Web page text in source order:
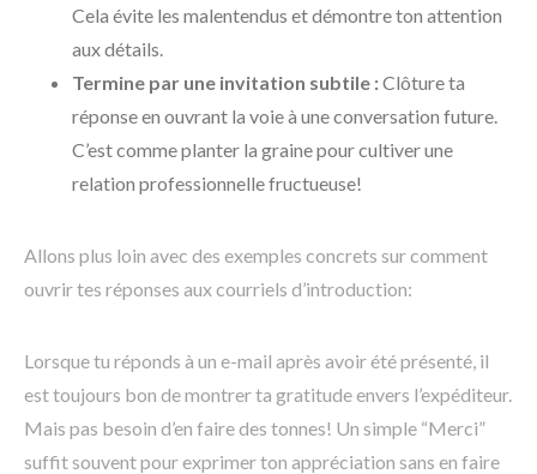
Cela évite les malentendus et démontre ton attention
aux détails.
Termine par une invitation subtile :Clôture ta
réponse en ouvrant la voie à une conversation future.
C’est comme planter la graine pour cultiver une
relation professionnelle fructueuse!
Allons plus loin avec des exemples concrets sur comment
ouvrir tes réponses aux courriels d’introduction:
Lorsque tu réponds à un e-mail après avoir été présenté, il
est toujours bon de montrer ta gratitude envers l’expéditeur.
Mais pas besoin d’en faire des tonnes! Un simple “Merci”
suffit souvent pour exprimer ton appréciation sans en faire